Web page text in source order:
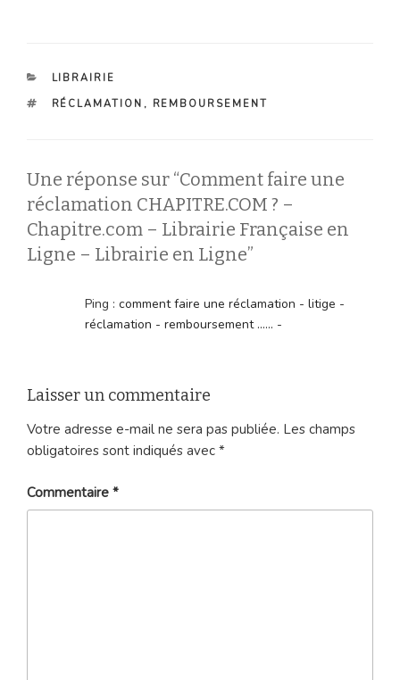
CATÉGORIES
LIBRAIRIE
ÉTIQUETTES
RÉCLAMATION , REMBOURSEMENT
Une réponse sur “Comment faire une
réclamation CHAPITRE.COM ? –
Chapitre.com – Librairie Française en
Ligne – Librairie en Ligne”
Ping : comment faire une réclamation - litige -
réclamation - remboursement ...... -
Laisser un commentaire
Votre adresse e-mail ne sera pas publiée. Les champs
obligatoires sont indiqués avec *
Commentaire *